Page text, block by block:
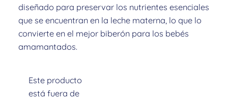
diseñado para preservar los nutrientes esenciales
que se encuentran en la leche materna, lo que lo
convierte en el mejor biberón para los bebés
amamantados.
Este producto
está fuera de